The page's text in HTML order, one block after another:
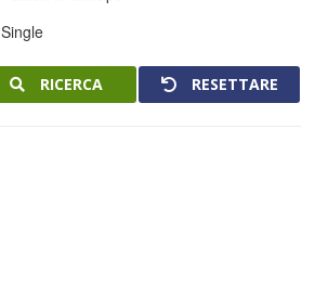
Single
RICERCA RESETTARE